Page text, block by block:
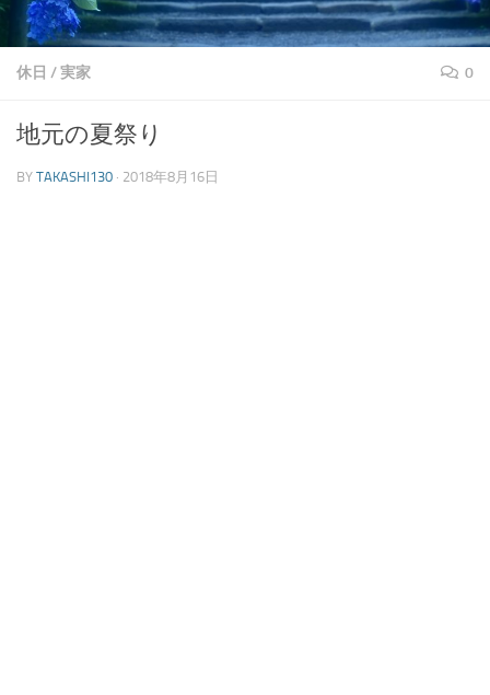
休日 /実家 0
地元の夏祭り
BY TAKASHI130 · 2018年8月16日